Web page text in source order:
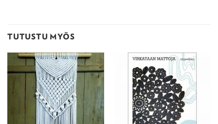
TUTUSTU MYÖS